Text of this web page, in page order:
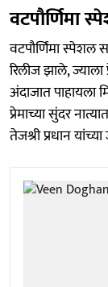
वटपौर्णिमा
वटपौर्णिमा स्पेशल
रिलीज झाले, ज्याला
अंदाजात पाहायला
प्रेमाच्या सुंदर
तेजश्री प्रधान